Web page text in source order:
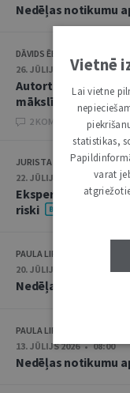
Nedēļas notikumu
DĀVIDS ĒBERLIŅŠ
26. JŪLIJS 2026 • 08:00
Autortiesību
mākslīgā intelekta
2 KOMENTĀRI
JURISTA VĀRDS
22. JŪLIJS 2026 • 14:00
Ekspertu saruna
riski
PAULA LIPE
20. JŪLIJS 2026 • 16:05
Nedēļas notikumu
PAULA LIPE
13. JŪLIJS 2026 • 08:00
Nedēļas notikumu
Vietnē
Lai vietne
statistikas,
varat